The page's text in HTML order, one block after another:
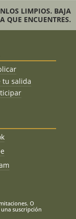
LIMPIOS. BAJA
QUE ENCUENTRES.
tu salida
O
suscripción